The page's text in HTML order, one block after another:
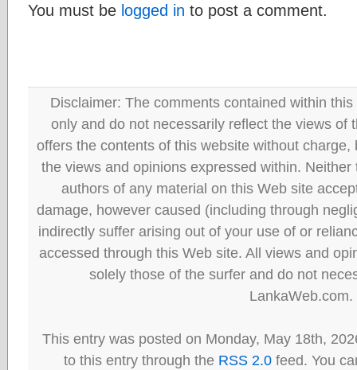
You must be logged in to post a comment.
Disclaimer: The comments contained within
only and do not necessarily reflect the views of
offers the contents of this website without
the views and opinions expressed within.
authors of any material on this Web site
damage, however caused (including through
indirectly suffer arising out of your use of or
accessed through this Web site. All views and
solely those of the surfer and do not
LankaWeb.com.
This entry was posted on Monday, May 18th,
to this entry through the RSS 2.0 feed. You